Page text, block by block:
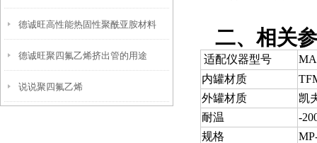
德诚旺高性能热固性聚酰亚胺材料
德诚旺聚四氟乙烯挤出管的用途
说说聚四氟乙烯
二、相关
适配仪器型号
内罐材质
外罐材质
凯
耐温
-
规格